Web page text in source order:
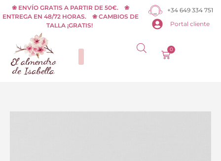
al
contenido
❀ ENVÍO GRATIS A PARTIR DE 50€. ❀
ENTREGA EN 48/72 HORAS. ❀ CAMBIOS DE
TALLA ¡GRATIS!
+34 649 334 751
Portal cliente
0
Carrito